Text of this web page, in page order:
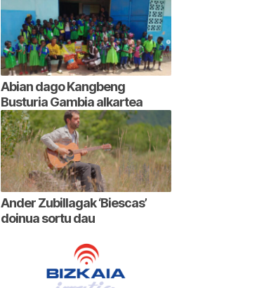
Abian dago Kangbeng
Busturia Gambia alkartea
Ander Zubillagak ‘Biescas’
doinua sortu dau